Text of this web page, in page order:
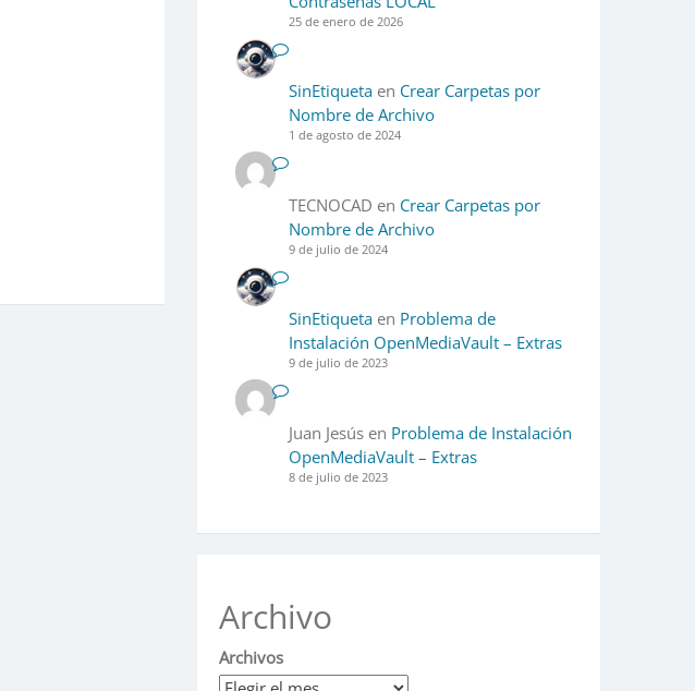
25 de enero de 2026
SinEtiquetaen Crear Carpetas por
Nombre de Archivo
1 de agosto de 2024
TECNOCAD en Crear Carpetas por
Nombre de Archivo
9 de julio de 2024
SinEtiquetaen Problema de
Instalación OpenMediaVault – Extras
9 de julio de 2023
Juan Jesúsen Problema de Instalación
OpenMediaVault – Extras
8 de julio de 2023
Archivo
Archivos